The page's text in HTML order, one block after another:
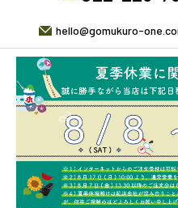
hello@gomukuro-